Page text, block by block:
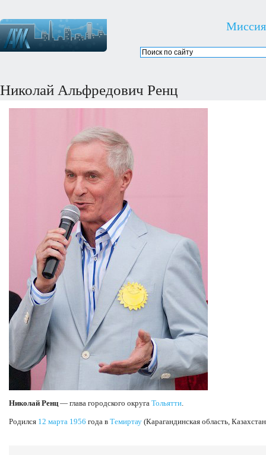
Миссия
Николай Альфредович Ренц
Николай Ренц— глава городского округа Тольятти.
Родился 12 марта 1956 года в Темиртау (Карагандинская область,